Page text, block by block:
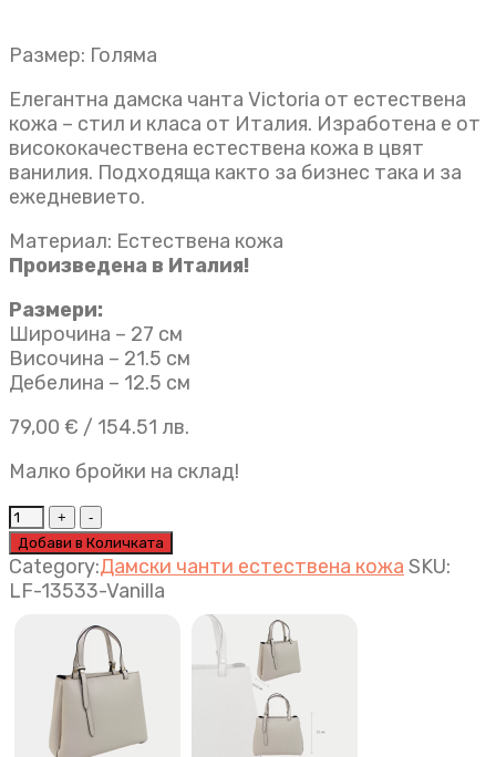
Размер: Голяма
Елегантна дамска чанта Victoria от естествена
кожа – стил и класа от Италия. Изработена е от
висококачествена естествена кожа в цвят
ванилия. Подходяща както за бизнес така и за
ежедневието.
Материал: Естествена кожа
Произведена в Италия!
Размери:
Широчина – 27 см
Височина – 21.5 см
Дебелина – 12.5 см
79,00 € / 154.51 лв.
Малко бройки на склад!
Дамска
чанта
Victoria
ванилия
Добави в Количката
Category:Дамски чанти естествена кожа SKU:
LF-13533-Vanilla